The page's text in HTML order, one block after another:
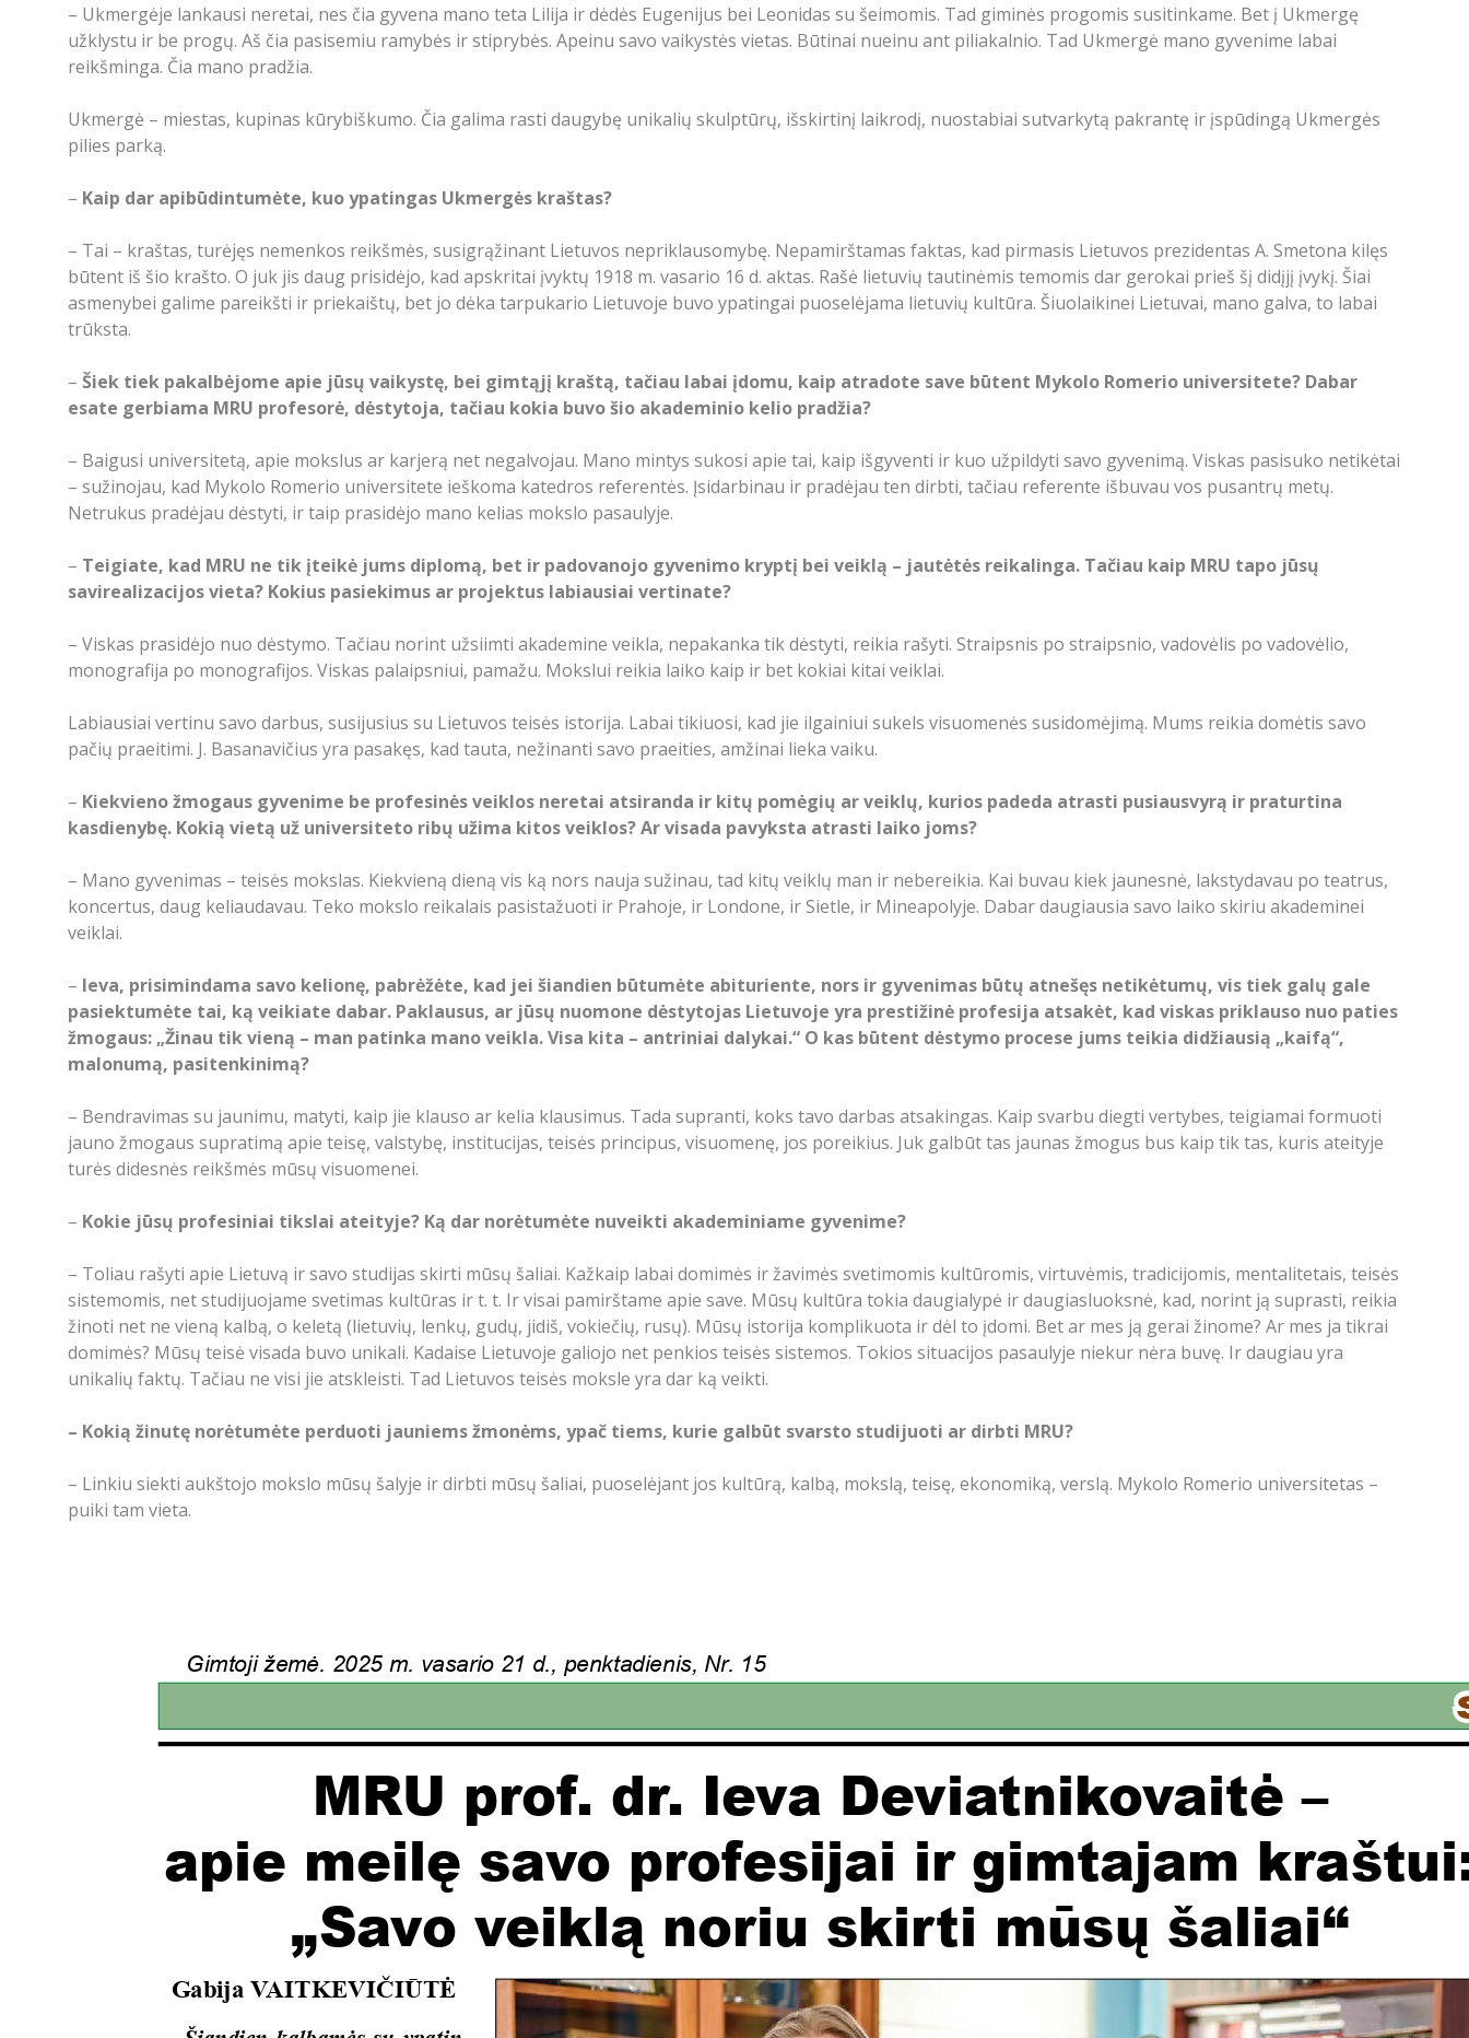
– Ukmergėje lankausi neretai, nes čia gyvena mano teta Lilija ir dėdės Eugenijus bei Leonidas su šeimomis. Tad giminės progomis susitinkame. Bet į Ukmergę
užklystu ir be progų. Aš čia pasisemiu ramybės ir stiprybės. Apeinu savo vaikystės vietas. Būtinai nueinu ant piliakalnio. Tad Ukmergė mano gyvenime labai
reikšminga. Čia mano pradžia.
Ukmergė – miestas, kupinas kūrybiškumo. Čia galima rasti daugybę unikalių skulptūrų, išskirtinį laikrodį, nuostabiai sutvarkytą pakrantę ir įspūdingą Ukmergės
pilies parką.
– Kaip dar apibūdintumėte, kuo ypatingas Ukmergės kraštas?
– Tai – kraštas, turėjęs nemenkos reikšmės, susigrąžinant Lietuvos nepriklausomybę. Nepamirštamas faktas, kad pirmasis Lietuvos prezidentas A. Smetona kilęs
būtent iš šio krašto. O juk jis daug prisidėjo, kad apskritai įvyktų 1918 m. vasario 16 d. aktas. Rašė lietuvių tautinėmis temomis dar gerokai prieš šį didįjį įvykį. Šiai
asmenybei galime pareikšti ir priekaištų, bet jo dėka tarpukario Lietuvoje buvo ypatingai puoselėjama lietuvių kultūra. Šiuolaikinei Lietuvai, mano galva, to labai
trūksta.
– Šiek tiek pakalbėjome apie jūsų vaikystę, bei gimtąjį kraštą, tačiau labai įdomu, kaip atradote save būtent Mykolo Romerio universitete? Dabar
esate gerbiama MRU profesorė, dėstytoja, tačiau kokia buvo šio akademinio kelio pradžia?
– Baigusi universitetą, apie mokslus ar karjerą net negalvojau. Mano mintys sukosi apie tai, kaip išgyventi ir kuo užpildyti savo gyvenimą. Viskas pasisuko netikėtai
– sužinojau, kad Mykolo Romerio universitete ieškoma katedros referentės. Įsidarbinau ir pradėjau ten dirbti, tačiau referente išbuvau vos pusantrų metų.
Netrukus pradėjau dėstyti, ir taip prasidėjo mano kelias mokslo pasaulyje.
– Teigiate, kad MRU ne tik įteikė jums diplomą, bet ir padovanojo gyvenimo kryptį bei veiklą – jautėtės reikalinga. Tačiau kaip MRU tapo jūsų
savirealizacijos vieta? Kokius pasiekimus ar projektus labiausiai vertinate?
– Viskas prasidėjo nuo dėstymo. Tačiau norint užsiimti akademine veikla, nepakanka tik dėstyti, reikia rašyti. Straipsnis po straipsnio, vadovėlis po vadovėlio,
monografija po monografijos. Viskas palaipsniui, pamažu. Mokslui reikia laiko kaip ir bet kokiai kitai veiklai.
Labiausiai vertinu savo darbus, susijusius su Lietuvos teisės istorija. Labai tikiuosi, kad jie ilgainiui sukels visuomenės susidomėjimą. Mums reikia domėtis savo
pačių praeitimi. J. Basanavičius yra pasakęs, kad tauta, nežinanti savo praeities, amžinai lieka vaiku.
– Kiekvieno žmogaus gyvenime be profesinės veiklos neretai atsiranda ir kitų pomėgių ar veiklų, kurios padeda atrasti pusiausvyrą ir praturtina
kasdienybę. Kokią vietą už universiteto ribų užima kitos veiklos? Ar visada pavyksta atrasti laiko joms?
– Mano gyvenimas – teisės mokslas. Kiekvieną dieną vis ką nors nauja sužinau, tad kitų veiklų man ir nebereikia. Kai buvau kiek jaunesnė, lakstydavau po teatrus,
koncertus, daug keliaudavau. Teko mokslo reikalais pasistažuoti ir Prahoje, ir Londone, ir Sietle, ir Mineapolyje. Dabar daugiausia savo laiko skiriu akademinei
veiklai.
– Ieva, prisimindama savo kelionę, pabrėžėte, kad jei šiandien būtumėte abituriente, nors ir gyvenimas būtų atnešęs netikėtumų, vis tiek galų gale
pasiektumėte tai, ką veikiate dabar. Paklausus, ar jūsų nuomone dėstytojas Lietuvoje yra prestižinė profesija atsakėt, kad viskas priklauso nuo paties
žmogaus: „Žinau tik vieną – man patinka mano veikla. Visa kita – antriniai dalykai.“ O kas būtent dėstymo procese jums teikia didžiausią „kaifą“,
malonumą, pasitenkinimą?
– Bendravimas su jaunimu, matyti, kaip jie klauso ar kelia klausimus. Tada supranti, koks tavo darbas atsakingas. Kaip svarbu diegti vertybes, teigiamai formuoti
jauno žmogaus supratimą apie teisę, valstybę, institucijas, teisės principus, visuomenę, jos poreikius. Juk galbūt tas jaunas žmogus bus kaip tik tas, kuris ateityje
turės didesnės reikšmės mūsų visuomenei.
– Kokie jūsų profesiniai tikslai ateityje? Ką dar norėtumėte nuveikti akademiniame gyvenime?
– Toliau rašyti apie Lietuvą ir savo studijas skirti mūsų šaliai. Kažkaip labai domimės ir žavimės svetimomis kultūromis, virtuvėmis, tradicijomis, mentalitetais, teisės
sistemomis, net studijuojame svetimas kultūras ir t. t. Ir visai pamirštame apie save. Mūsų kultūra tokia daugialypė ir daugiasluoksnė, kad, norint ją suprasti, reikia
žinoti net ne vieną kalbą, o keletą (lietuvių, lenkų, gudų, jidiš, vokiečių, rusų). Mūsų istorija komplikuota ir dėl to įdomi. Bet ar mes ją gerai žinome? Ar mes ja tikrai
domimės? Mūsų teisė visada buvo unikali. Kadaise Lietuvoje galiojo net penkios teisės sistemos. Tokios situacijos pasaulyje niekur nėra buvę. Ir daugiau yra
unikalių faktų. Tačiau ne visi jie atskleisti. Tad Lietuvos teisės moksle yra dar ką veikti.
– Kokią žinutę norėtumėte perduoti jauniems žmonėms, ypač tiems, kurie galbūt svarsto studijuoti ar dirbti MRU?
– Linkiu siekti aukštojo mokslo mūsų šalyje ir dirbti mūsų šaliai, puoselėjant jos kultūrą, kalbą, mokslą, teisę, ekonomiką, verslą. Mykolo Romerio universitetas –
puiki tam vieta.